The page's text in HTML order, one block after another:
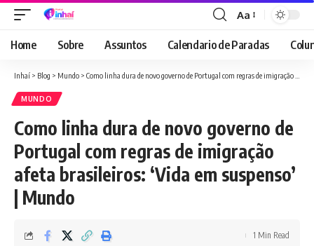
Font
Resizer
Aa
Home Sobre Assuntos Calendario de Paradas
Inhaí > Blog > Mundo > Como linha dura de novo governo de Portugal com regras de imigração afeta brasileiros: ‘Vida em suspenso’ | Mundo
MUNDO
Como linha dura de novo governo de
Portugal com regras de imigração
afeta brasileiros: ‘Vida em suspenso’
| Mundo
1 Min Read